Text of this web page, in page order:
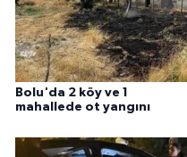
Bolu'da 2 köy ve 1
mahallede ot yangını